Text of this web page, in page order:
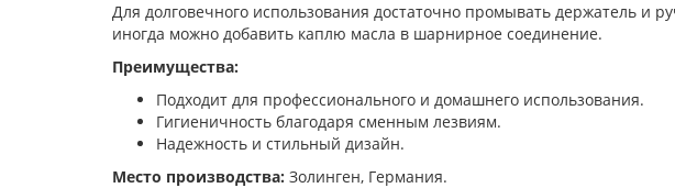
Для долговечного использования достаточно промывать держатель и
иногда можно добавить каплю масла в шарнирное соединение.
Преимущества:
Подходит для профессионального и домашнего использования.
Гигиеничность благодаря сменным лезвиям.
Надежность и стильный дизайн.
Место производства: Золинген, Германия.